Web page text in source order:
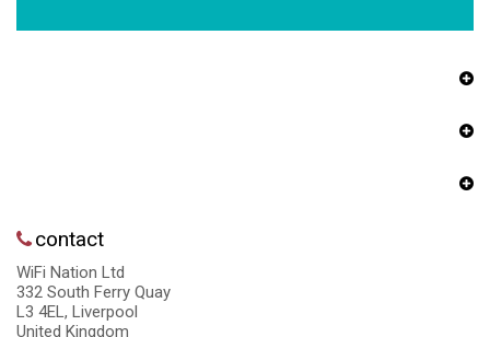
contact
WiFi Nation Ltd
332 South Ferry Quay
L3 4EL, Liverpool
United Kingdom